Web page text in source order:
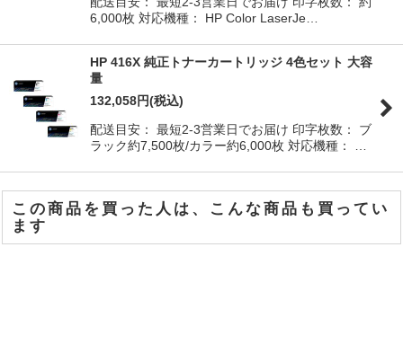
6,000枚 対応機種： HP Color LaserJe…
HP 416X 純正トナーカートリッジ 4色セット 大容
量
132,058円(税込)
配送目安： 最短2-3営業日でお届け 印字枚数： ブ
ラック約7,500枚/カラー約6,000枚 対応機種： …
この商品を買った人は、こんな商品も買ってい
ます